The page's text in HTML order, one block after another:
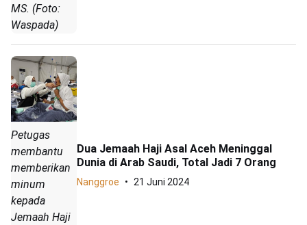
MS. (Foto:
Waspada)
Petugas
membantu
memberikan
minum
kepada
Jemaah Haji
Dua Jemaah Haji Asal Aceh Meninggal
Dunia di Arab Saudi, Total Jadi 7 Orang
Nanggroe 21 Juni 2024